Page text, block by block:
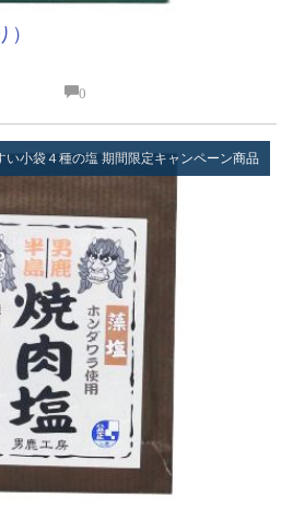
0
い小袋４種の塩 期間限定キャンペーン商品